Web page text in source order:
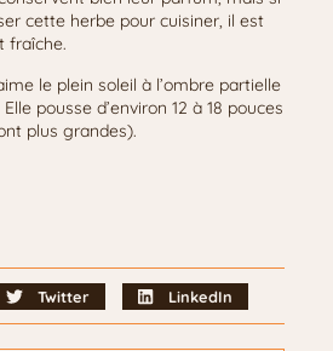
cette herbe pour cuisiner, il est
fraîche.
le plein soleil à l’ombre partielle
pousse d’environ 12 à 18 pouces
plus grandes).
Twitter LinkedIn